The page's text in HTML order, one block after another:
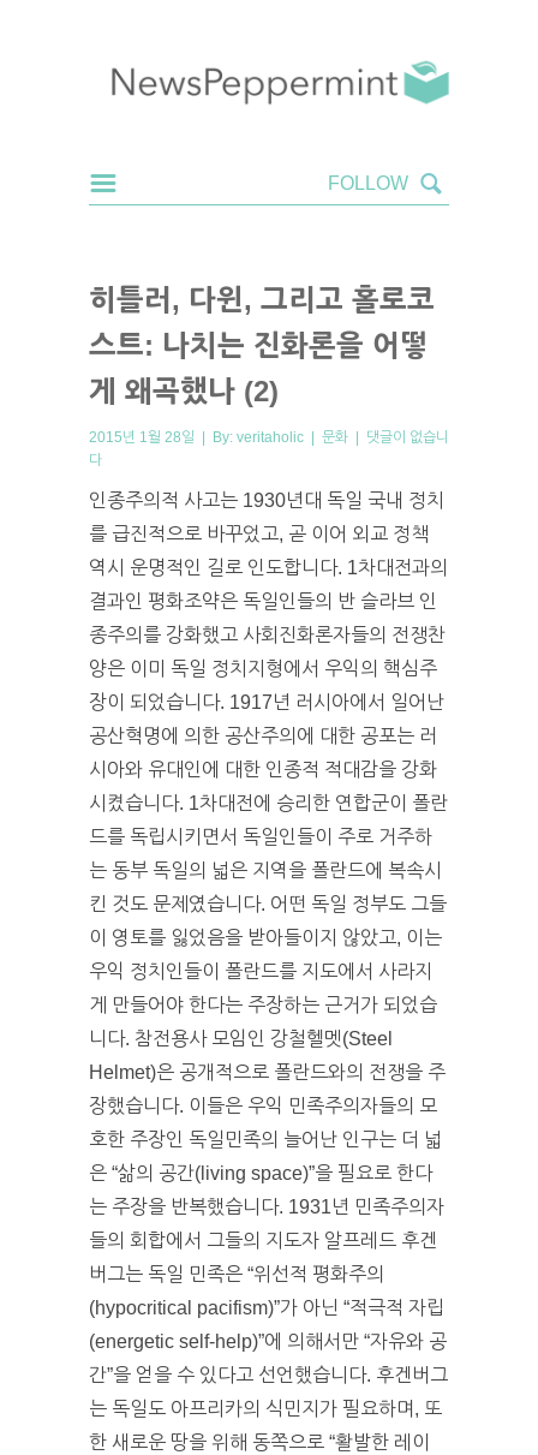
히틀러, 다윈, 그리고 홀로코
스트: 나치는 진화론을 어떻
게 왜곡했나 (2)
2015년 1월 28일 | By: veritaholic | 문화 | 댓글이 없습니
다
인종주의적 사고는 1930년대 독일 국내 정치
를 급진적으로 바꾸었고, 곧 이어 외교 정책
역시 운명적인 길로 인도합니다. 1차대전과의
결과인 평화조약은 독일인들의 반 슬라브 인
종주의를 강화했고 사회진화론자들의 전쟁찬
양은 이미 독일 정치지형에서 우익의 핵심주
장이 되었습니다. 1917년 러시아에서 일어난
공산혁명에 의한 공산주의에 대한 공포는 러
시아와 유대인에 대한 인종적 적대감을 강화
시켰습니다. 1차대전에 승리한 연합군이 폴란
드를 독립시키면서 독일인들이 주로 거주하
는 동부 독일의 넓은 지역을 폴란드에 복속시
킨 것도 문제였습니다. 어떤 독일 정부도 그들
이 영토를 잃었음을 받아들이지 않았고, 이는
우익 정치인들이 폴란드를 지도에서 사라지
게 만들어야 한다는 주장하는 근거가 되었습
니다. 참전용사 모임인 강철헬멧(Steel
Helmet)은 공개적으로 폴란드와의 전쟁을 주
장했습니다. 이들은 우익 민족주의자들의 모
호한 주장인 독일민족의 늘어난 인구는 더 넓
은 “삶의 공간(living space)”을 필요로 한다
는 주장을 반복했습니다. 1931년 민족주의자
들의 회합에서 그들의 지도자 알프레드 후겐
버그는 독일 민족은 “위선적 평화주의
(hypocritical pacifism)”가 아닌 “적극적 자립
(energetic self-help)”에 의해서만 “자유와 공
간”을 얻을 수 있다고 선언했습니다. 후겐버그
는 독일도 아프리카의 식민지가 필요하며, 또
한 새로운 땅을 위해 동쪽으로 “활발한 레이